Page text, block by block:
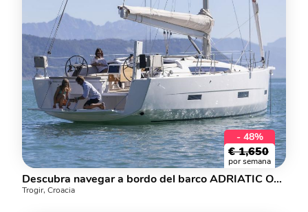
- 48%
€ 1,650
por semana
Descubra navegar a bordo del barco ADRIATIC OFFICE de 43 pies en alquiler en Trogir, Croacia: un yate de 4 camarotes.
Trogir, Croacia